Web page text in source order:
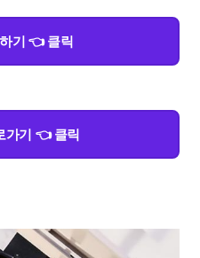
기 👈 클릭
가기 👈 클릭